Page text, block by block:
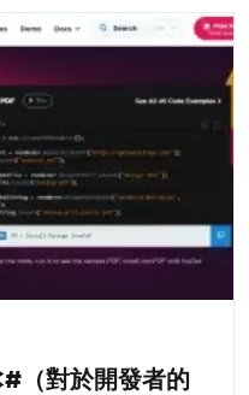
對於開發者的